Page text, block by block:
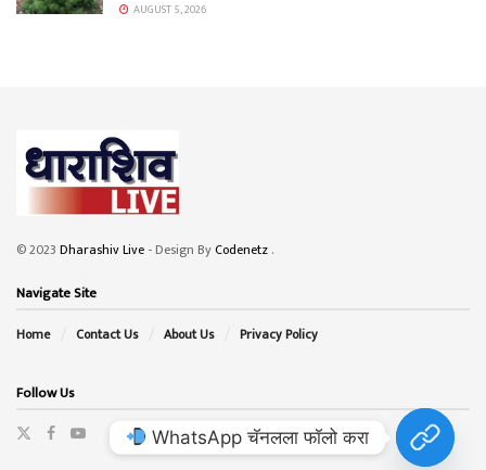
AUGUST 5, 2026
© 2023 Dharashiv Live - Design ByCodenetz .
Navigate Site
Home Contact Us About Us Privacy Policy
Follow Us
WhatsApp चॅनलला फॉलो करा